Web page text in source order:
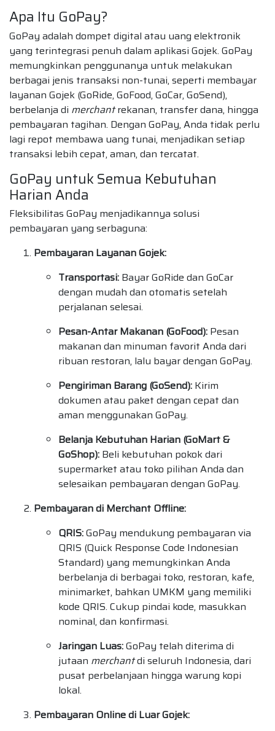
Apa Itu GoPay?
GoPay adalah dompet digital atau uang elektronik
yang terintegrasi penuh dalam aplikasi Gojek. GoPay
memungkinkan penggunanya untuk melakukan
berbagai jenis transaksi non-tunai, seperti membayar
layanan Gojek (GoRide, GoFood, GoCar, GoSend),
berbelanja di merchantrekanan, transfer dana, hingga
pembayaran tagihan. Dengan GoPay, Anda tidak perlu
lagi repot membawa uang tunai, menjadikan setiap
transaksi lebih cepat, aman, dan tercatat.
GoPay untuk Semua Kebutuhan
Harian Anda
Fleksibilitas GoPay menjadikannya solusi
pembayaran yang serbaguna:
Pembayaran Layanan Gojek:
Transportasi: Bayar GoRide dan GoCar
dengan mudah dan otomatis setelah
perjalanan selesai.
Pesan-Antar Makanan (GoFood): Pesan
makanan dan minuman favorit Anda dari
ribuan restoran, lalu bayar dengan GoPay.
Pengiriman Barang (GoSend): Kirim
dokumen atau paket dengan cepat dan
aman menggunakan GoPay.
Belanja Kebutuhan Harian (GoMart &
GoShop): Beli kebutuhan pokok dari
supermarket atau toko pilihan Anda dan
selesaikan pembayaran dengan GoPay.
Pembayaran di Merchant Offline:
QRIS:GoPay mendukung pembayaran via
QRIS (Quick Response Code Indonesian
Standard) yang memungkinkan Anda
berbelanja di berbagai toko, restoran, kafe,
minimarket, bahkan UMKM yang memiliki
kode QRIS. Cukup pindai kode, masukkan
nominal, dan konfirmasi.
Jaringan Luas:GoPay telah diterima di
jutaan merchantdi seluruh Indonesia, dari
pusat perbelanjaan hingga warung kopi
lokal.
Pembayaran Online di Luar Gojek: